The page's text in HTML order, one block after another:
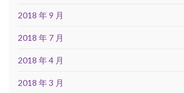
2018 年 9 月
2018 年 7 月
2018 年 4 月
2018 年 3 月